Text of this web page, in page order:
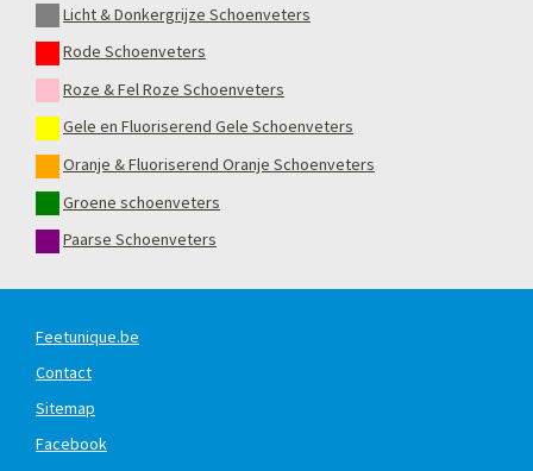
Licht & Donkergrijze Schoenveters
Rode Schoenveters
Roze & Fel Roze Schoenveters
Gele en Fluoriserend Gele Schoenveters
Oranje & Fluoriserend Oranje Schoenveters
Groene schoenveters
Paarse Schoenveters
Feetunique.be
Contact
Sitemap
Facebook